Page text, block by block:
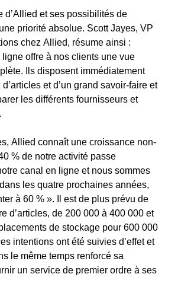
d’Allied et ses possibilités de
priorité absolue. Scott Jayes, VP
chez Allied, résume ainsi :
offre à nos clients une vue
Ils disposent immédiatement
et d’un grand savoir-faire et
les différents fournisseurs et
Allied connaît une croissance non-
% de notre activité passe
canal en ligne et nous sommes
les quatre prochaines années,
à 60 % ». Il est de plus prévu de
d’articles, de 200 000 à 400 000 et
de stockage pour 600 000
intentions ont été suivies d’effet et
le même temps renforcé sa
un service de premier ordre à ses